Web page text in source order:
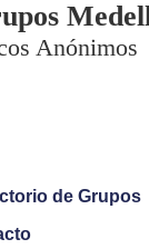
Anónimos
de Grupos